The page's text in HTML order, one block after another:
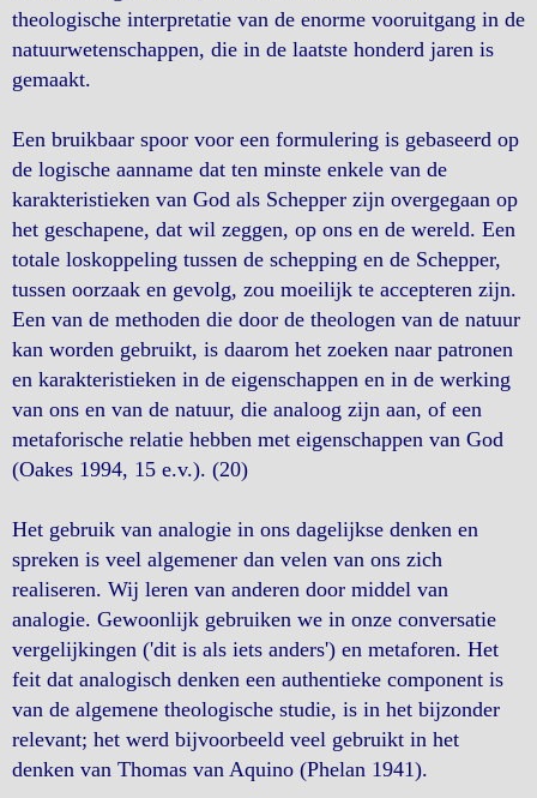
theologische interpretatie van de enorme vooruitgang in de
natuurwetenschappen, die in de laatste honderd jaren is
gemaakt.
Een bruikbaar spoor voor een formulering is gebaseerd op
de logische aanname dat ten minste enkele van de
karakteristieken van God als Schepper zijn overgegaan op
het geschapene, dat wil zeggen, op ons en de wereld. Een
totale loskoppeling tussen de schepping en de Schepper,
tussen oorzaak en gevolg, zou moeilijk te accepteren zijn.
Een van de methoden die door de theologen van de natuur
kan worden gebruikt, is daarom het zoeken naar patronen
en karakteristieken in de eigenschappen en in de werking
van ons en van de natuur, die analoog zijn aan, of een
metaforische relatie hebben met eigenschappen van God
(Oakes 1994, 15 e.v.). (20)
Het gebruik van analogie in ons dagelijkse denken en
spreken is veel algemener dan velen van ons zich
realiseren. Wij leren van anderen door middel van
analogie. Gewoonlijk gebruiken we in onze conversatie
vergelijkingen ('dit is als iets anders') en metaforen. Het
feit dat analogisch denken een authentieke component is
van de algemene theologische studie, is in het bijzonder
relevant; het werd bijvoorbeeld veel gebruikt in het
denken van Thomas van Aquino (Phelan 1941).